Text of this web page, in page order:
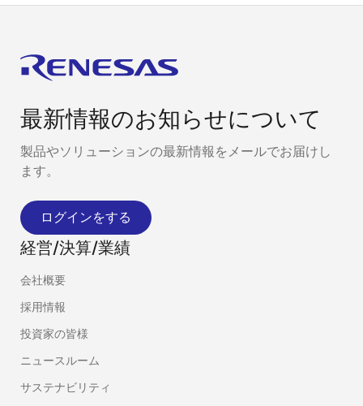
最新情報のお知らせについて
製品やソリューションの最新情報をメールでお届けし
ます。
ログインをする
経営/決算/業績
会社概要
採用情報
投資家の皆様
ニュースルーム
サステナビリティ